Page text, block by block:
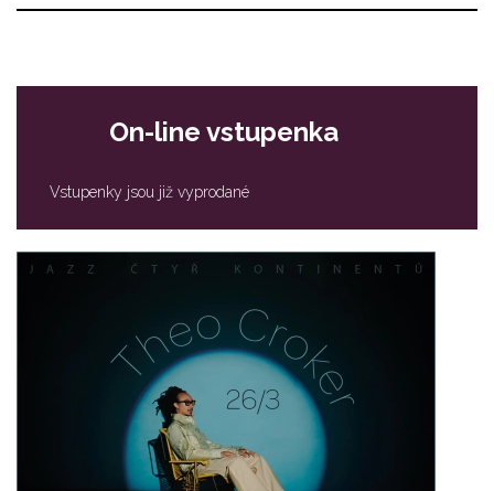
On-line vstupenka
Vstupenky jsou již vyprodané